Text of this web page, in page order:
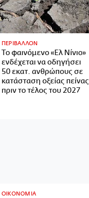
ΠΕΡΙΒΑΛΛΟΝ
Το φαινόμενο «Ελ Νίνιο»
ενδέχεται να οδηγήσει
50 εκατ. ανθρώπους σε
κατάσταση οξείας πείνας
πριν το τέλος του 2027
ΟΙΚΟΝΟΜΙΑ